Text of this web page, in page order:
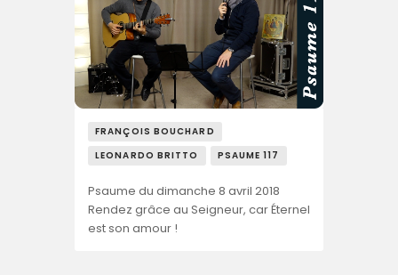
FRANÇOIS BOUCHARD
LEONARDO BRITTO
PSAUME 117
Psaume du dimanche 8 avril 2018
Rendez grâce au Seigneur, car Éternel
est son amour !